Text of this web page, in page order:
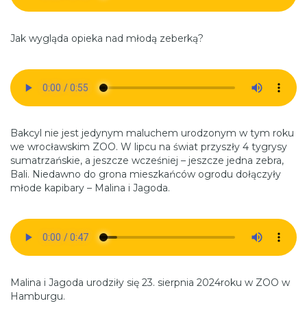
Jak wygląda opieka nad młodą zeberką?
Bakcyl nie jest jedynym maluchem urodzonym w tym roku
we wrocławskim ZOO. W lipcu na świat przyszły 4 tygrysy
sumatrzańskie, a jeszcze wcześniej – jeszcze jedna zebra,
Bali. Niedawno do grona mieszkańców ogrodu dołączyły
młode kapibary – Malina i Jagoda.
Malina i Jagoda urodziły się 23. sierpnia 2024roku w ZOO w
Hamburgu.